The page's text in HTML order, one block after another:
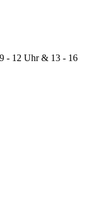
- 12 Uhr & 13 - 16